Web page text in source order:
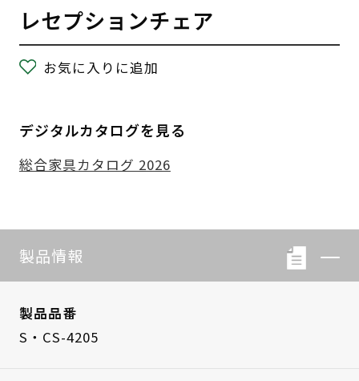
レセプションチェア
お気に入りに追加
デジタルカタログを見る
総合家具カタログ 2026
製品情報
製品品番
S・CS-4205